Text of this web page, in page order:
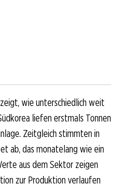
wie unterschiedlich weit
liefen erstmals Tonnen
Zeitgleich stimmten in
ab, das monatelang wie ein
aus dem Sektor zeigen
zur Produktion verlaufen